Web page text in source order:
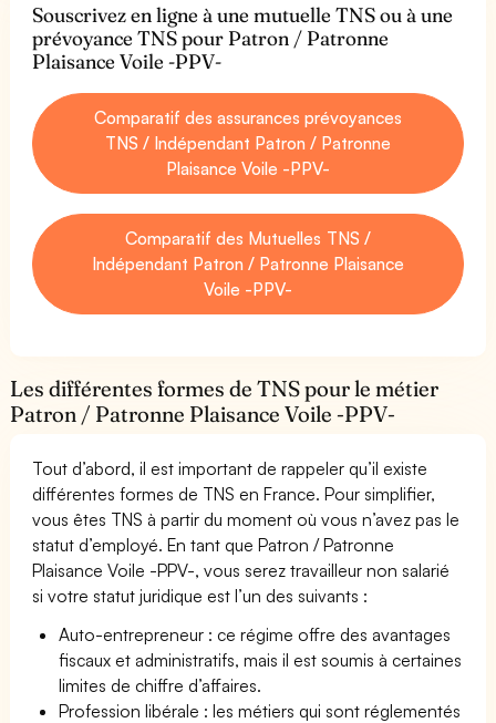
Souscrivez en ligne à une mutuelle TNS ou à une
prévoyance TNS pour Patron / Patronne
Plaisance Voile -PPV-
Comparatif des assurances prévoyances
TNS / Indépendant Patron / Patronne
Plaisance Voile -PPV-
Comparatif des Mutuelles TNS /
Indépendant Patron / Patronne Plaisance
Voile -PPV-
Les différentes formes de TNS pour le métier
Patron / Patronne Plaisance Voile -PPV-
Tout d’abord, il est important de rappeler qu’il existe
différentes formes de TNS en France. Pour simplifier,
vous êtes TNS à partir du moment où vous n’avez pas le
statut d’employé. En tant que Patron / Patronne
Plaisance Voile -PPV-, vous serez travailleur non salarié
si votre statut juridique est l’un des suivants :
Auto-entrepreneur : ce régime offre des avantages
fiscaux et administratifs, mais il est soumis à certaines
limites de chiffre d’affaires.
Profession libérale : les métiers qui sont réglementés